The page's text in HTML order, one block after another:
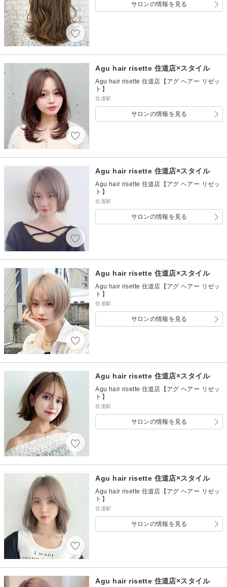
サロンの情報を見る
Agu hair risette 住道店×スタイル
Agu hair risette 住道店【アグ ヘアー リゼッ
ト】
住道駅
サロンの情報を見る
Agu hair risette 住道店×スタイル
Agu hair risette 住道店【アグ ヘアー リゼッ
ト】
住道駅
サロンの情報を見る
Agu hair risette 住道店×スタイル
Agu hair risette 住道店【アグ ヘアー リゼッ
ト】
住道駅
サロンの情報を見る
Agu hair risette 住道店×スタイル
Agu hair risette 住道店【アグ ヘアー リゼッ
ト】
住道駅
サロンの情報を見る
Agu hair risette 住道店×スタイル
Agu hair risette 住道店【アグ ヘアー リゼッ
ト】
住道駅
サロンの情報を見る
Agu hair risette 住道店×スタイル